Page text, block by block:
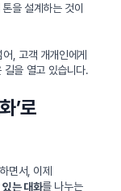
을 설계하는 것이
, 고객 개개인에게
길을 열고 있습니다.
’로
면서, 이제
는 대화를 나누는